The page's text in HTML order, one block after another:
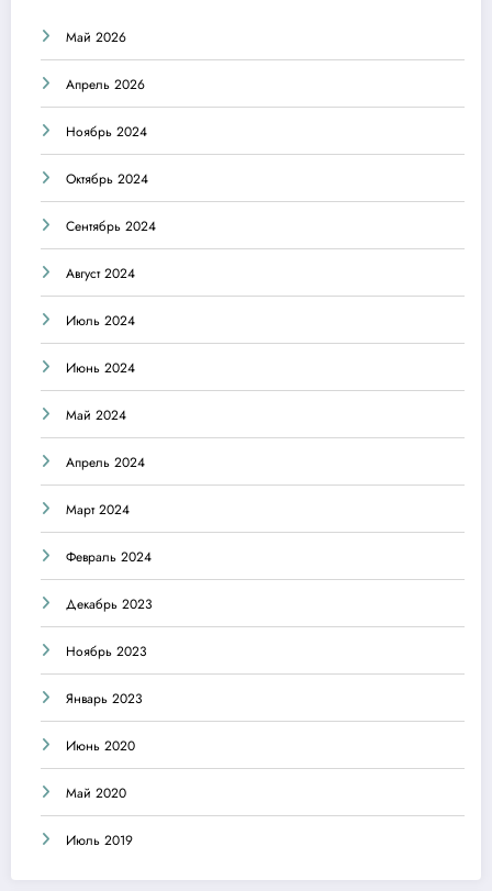
Май 2026
Апрель 2026
Ноябрь 2024
Октябрь 2024
Сентябрь 2024
Август 2024
Июль 2024
Июнь 2024
Май 2024
Апрель 2024
Март 2024
Февраль 2024
Декабрь 2023
Ноябрь 2023
Январь 2023
Июнь 2020
Май 2020
Июль 2019